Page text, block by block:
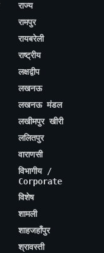
राज्य
रामपुर
रायबरेली
राष्ट्रीय
लक्षद्वीप
लखनऊ
लखनऊ मंडल
लखीमपुर खीरी
ललितपुर
वाराणसी
विभागीय /
Corporate
विशेष
शामली
शाहजहाँपुर
श्रावस्ती